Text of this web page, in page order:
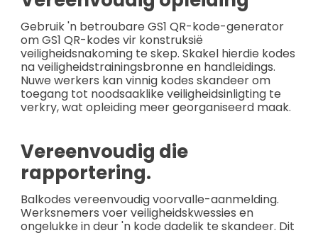
Gebruik 'n betroubare GS1 QR-kode-generator
om GS1 QR-kodes vir konstruksië
veiligheidsnakoming te skep. Skakel hierdie kodes
na veiligheidstrainingsbronne en handleidings.
Nuwe werkers kan vinnig kodes skandeer om
toegang tot noodsaaklike veiligheidsinligting te
verkry, wat opleiding meer georganiseerd maak.
Vereenvoudig die
rapportering.
Balkodes vereenvoudig voorvalle-aanmelding.
Werksnemers voer veiligheidskwessies en
ongelukke in deur 'n kode dadelik te skandeer. Dit